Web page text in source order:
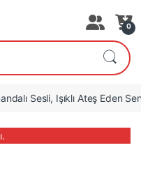
0
Sesli, Işıklı Ateş Eden